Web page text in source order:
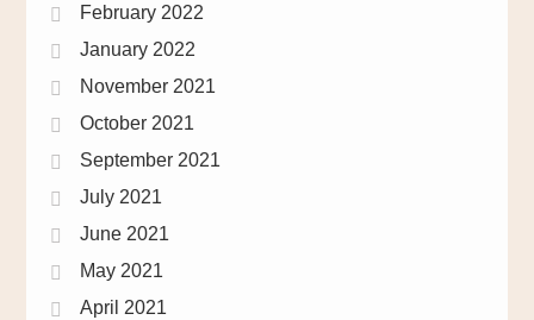
February 2022
January 2022
November 2021
October 2021
September 2021
July 2021
June 2021
May 2021
April 2021